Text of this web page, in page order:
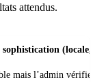
attendus.
(locale,
mais l’admin vérifie